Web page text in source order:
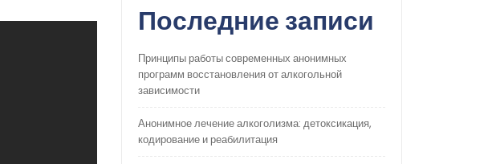
Последние записи
Принципы работы современных анонимных
программ восстановления от алкогольной
зависимости
Анонимное лечение алкоголизма: детоксикация,
кодирование и реабилитация